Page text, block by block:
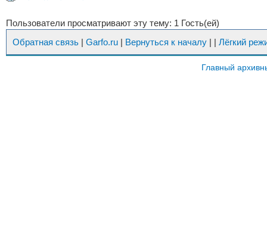
Пользователи просматривают эту тему: 1 Гость(ей)
Обратная связь | Garfo.ru | Вернуться к началу | | Лёгкий
Главный